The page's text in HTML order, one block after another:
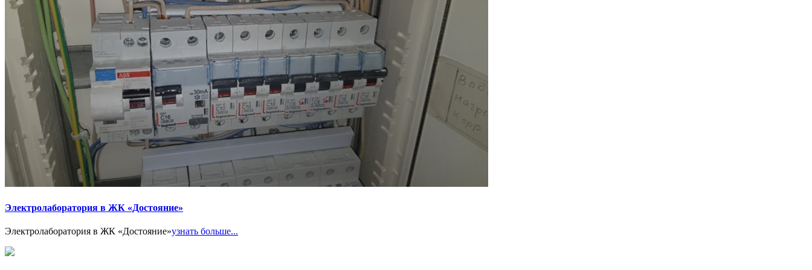
Электролаборатория в ЖК «Достояние»
Электролаборатория в ЖК «Достояние»узнать больше...